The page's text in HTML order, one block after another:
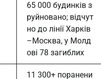
65 000 будинків з
руйновано; відчут
но до лінії Харків
–Москва, у Молд
ові 78 загиблих
11 300+ поранени